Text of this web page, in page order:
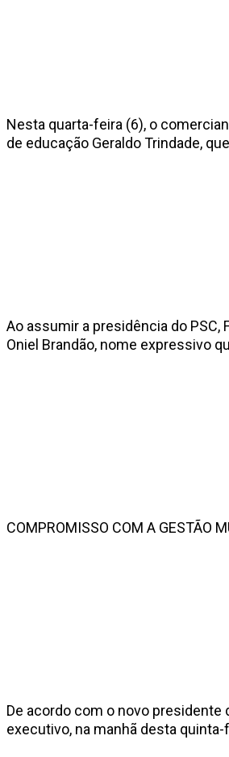
Nesta quarta-feira (6), o
de educação Geraldo Trindade,
Ao assumir a presidência do
Oniel Brandão, nome expressivo
COMPROMISSO COM A GESTÃO
De acordo com o novo
executivo, na manhã desta